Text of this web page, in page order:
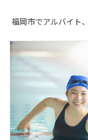
福岡市でアルバイト